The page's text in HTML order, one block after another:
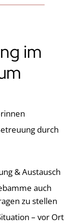
im
durch
& Austausch
auch
zu stellen
– vor Ort